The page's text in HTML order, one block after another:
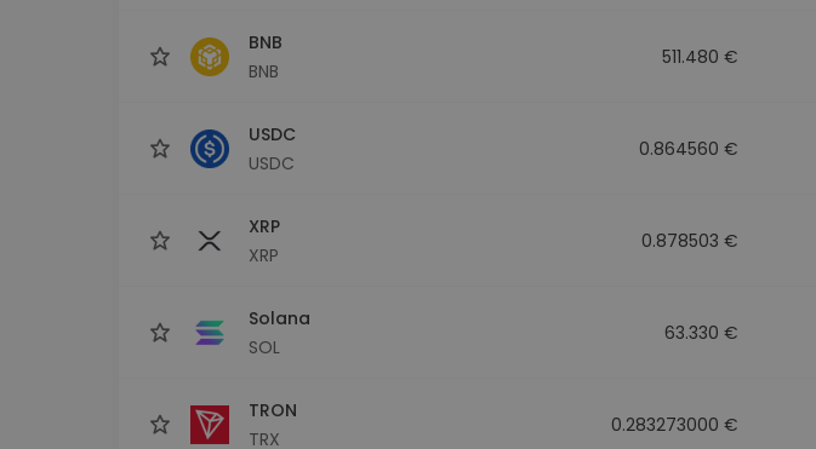
BNB
BNB
511.480 €
USDC
USDC
0.864560 €
XRP
XRP
0.878503 €
Solana
SOL
63.330 €
TRON
TRX
0.283273000 €